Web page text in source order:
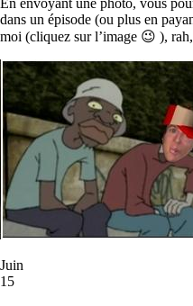
En envoyant une photo, vous
dans un épisode (ou plus en
moi (cliquez sur l’image 😉 ),
Juin
15